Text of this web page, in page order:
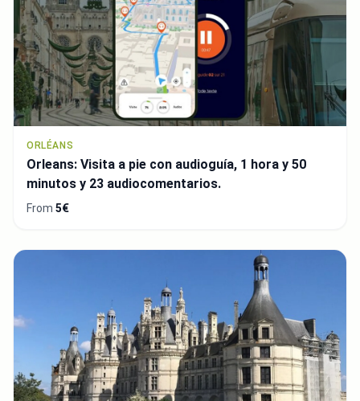
ORLÉANS
Orleans: Visita a pie con audioguía, 1 hora y 50
minutos y 23 audiocomentarios.
From 5€